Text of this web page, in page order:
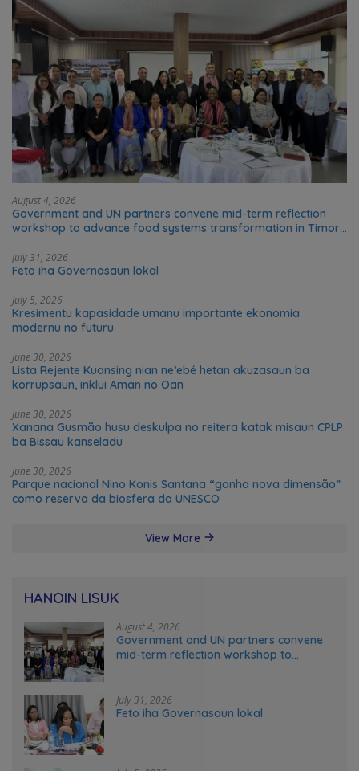
August 4, 2026
Government and UN partners convene mid-term reflection
workshop to advance food systems transformation in Timor-
July 31, 2026
Feto iha Governasaun lokal
July 5, 2026
Kresimentu kapasidade umanu importante ekonomia
modernu no futuru
June 30, 2026
Lista Rejente Kuansing nian ne’ebé hetan akuzasaun ba
korrupsaun, inklui Aman no Oan
June 30, 2026
Xanana Gusmão husu deskulpa no reitera katak misaun CPLP
ba Bissau kanseladu
June 30, 2026
Parque nacional Nino Konis Santana “ganha nova dimensão”
como reserva da biosfera da UNESCO
View More
HANOIN LISUK
August 4, 2026
Government and UN partners convene
mid-term reflection workshop to
July 31, 2026
Feto iha Governasaun lokal